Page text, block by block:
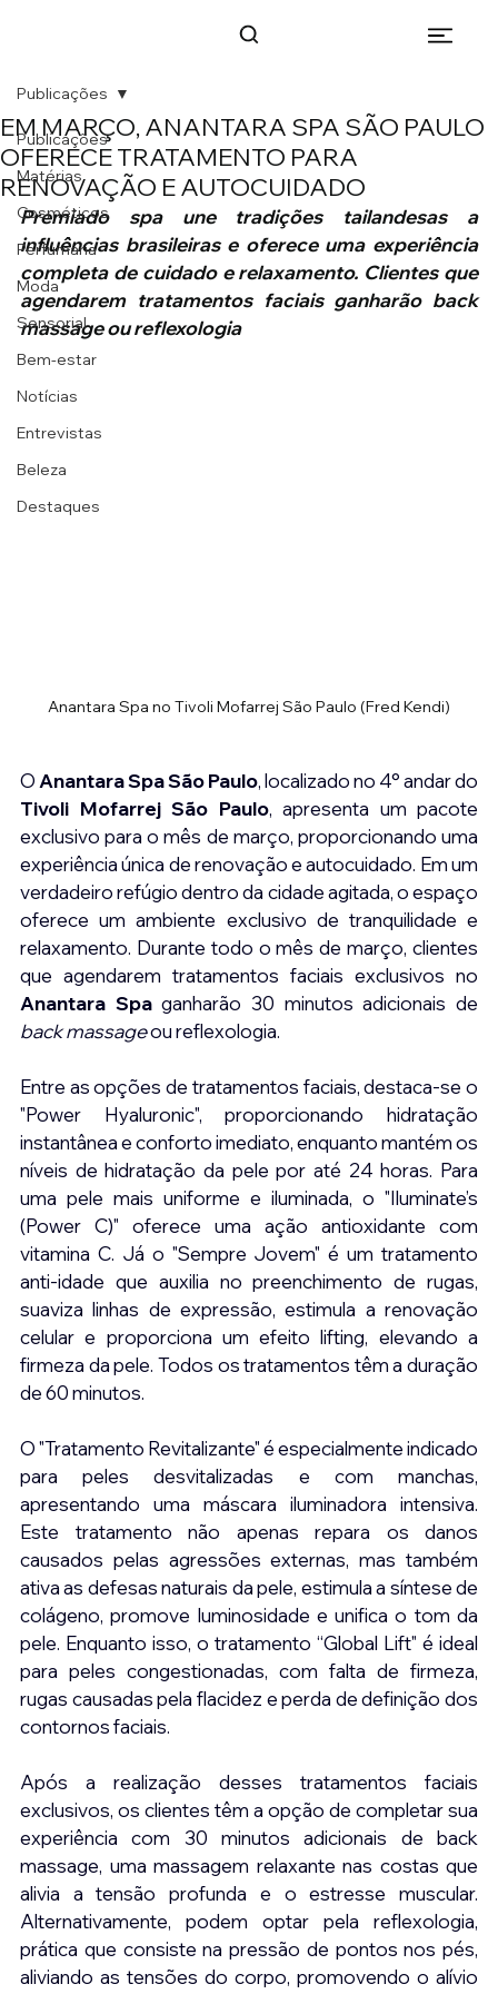
Publicações
Matérias
Cosméticos
Perfumaria
Moda
Sensorial
Bem-estar
Notícias
Entrevistas
Beleza
Destaques
Publicações
EM MARÇO, ANANTARA SPA SÃO PAULO
OFERECE TRATAMENTO PARA
RENOVAÇÃO E AUTOCUIDADO
Premiado spa une tradições tailandesas a
influências brasileiras e oferece uma experiência
completa de cuidado e relaxamento. Clientes que
agendarem tratamentos faciais ganharão back
massage ou reflexologia
Anantara Spa no Tivoli Mofarrej São Paulo (Fred Kendi)
O Anantara Spa São Paulo, localizado no 4° andar do
Tivoli Mofarrej São Paulo, apresenta um pacote
exclusivo para o mês de março, proporcionando uma
experiência única de renovação e autocuidado. Em um
verdadeiro refúgio dentro da cidade agitada, o espaço
oferece um ambiente exclusivo de tranquilidade e
relaxamento. Durante todo o mês de março, clientes
Anantara Spa
back massage ou reflexologia.
Entre as opções de tratamentos faciais, destaca-se o
"Power Hyaluronic", proporcionando hidratação
instantânea e conforto imediato, enquanto mantém os
níveis de hidratação da pele por até 24 horas. Para
uma pele mais uniforme e iluminada, o "Iluminate’s
(Power C)" oferece uma ação antioxidante com
vitamina C. Já o "Sempre Jovem" é um tratamento
anti-idade que auxilia no preenchimento de rugas,
suaviza linhas de expressão, estimula a renovação
celular e proporciona um efeito lifting, elevando a
firmeza da pele. Todos os tratamentos têm a duração
de 60 minutos.
O "Tratamento Revitalizante" é especialmente indicado
para peles desvitalizadas e com manchas,
apresentando uma máscara iluminadora intensiva.
Este tratamento não apenas repara os danos
causados pelas agressões externas, mas também
ativa as defesas naturais da pele, estimula a síntese de
colágeno, promove luminosidade e unifica o tom da
pele. Enquanto isso, o tratamento “Global Lift" é ideal
para peles congestionadas, com falta de firmeza,
rugas causadas pela flacidez e perda de definição dos
contornos faciais.
Após a realização desses tratamentos faciais
exclusivos, os clientes têm a opção de completar sua
experiência com 30 minutos adicionais de back
massage, uma massagem relaxante nas costas que
alivia a tensão profunda e o estresse muscular.
Alternativamente, podem optar pela reflexologia,
prática que consiste na pressão de pontos nos pés,
aliviando as tensões do corpo, promovendo o alívio